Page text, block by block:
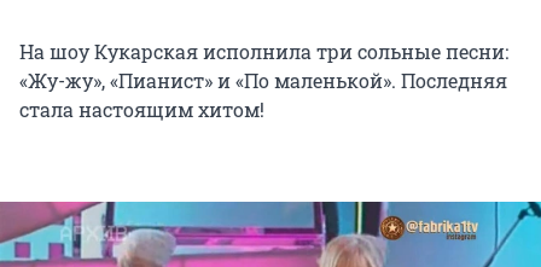
На шоу Кукарская исполнила три сольные песни:
«Жу-жу», «Пианист» и «По маленькой». Последняя
стала настоящим хитом!